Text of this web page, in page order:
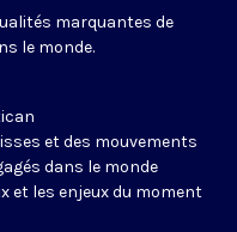
marquantes de
le monde.
et des mouvements
dans le monde
et les enjeux du moment